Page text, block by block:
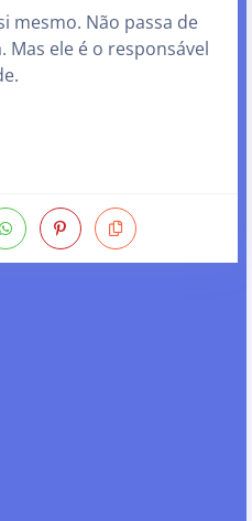
mesmo. Não passa de
ele é o responsável